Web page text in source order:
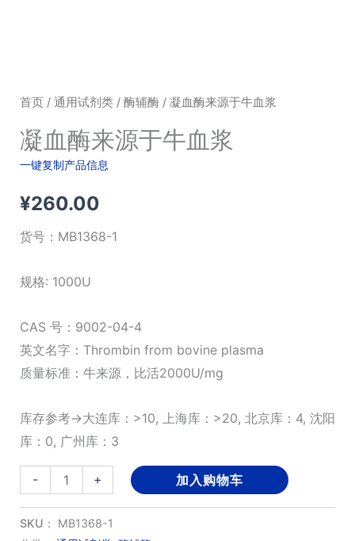
首页/ 通用试剂类/ 酶辅酶/ 凝血酶来源于牛血浆
凝血酶来源于牛血浆
一键复制产品信息
¥260.00
货号： MB1368-1
规格: 1000U
CAS 号：9002-04-4
英文名字：Thrombin from bovine plasma
质量标准：牛来源，比活2000U/mg
库存参考→大连库：>10, 上海库：>20, 北京库：4, 沈阳
库：0, 广州库：3
-
血
酶
+ 加入购物车
SKU： MB1368-1